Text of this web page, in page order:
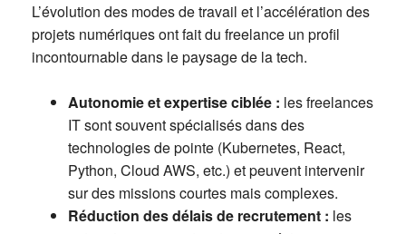
L’évolution des modes de travail et l’accélération des
projets numériques ont fait du freelance un profil
incontournable dans le paysage de la tech.
Autonomie et expertise ciblée : les freelances
IT sont souvent spécialisés dans des
technologies de pointe (Kubernetes, React,
Python, Cloud AWS, etc.) et peuvent intervenir
sur des missions courtes mais complexes.
Réduction des délais de recrutement : les